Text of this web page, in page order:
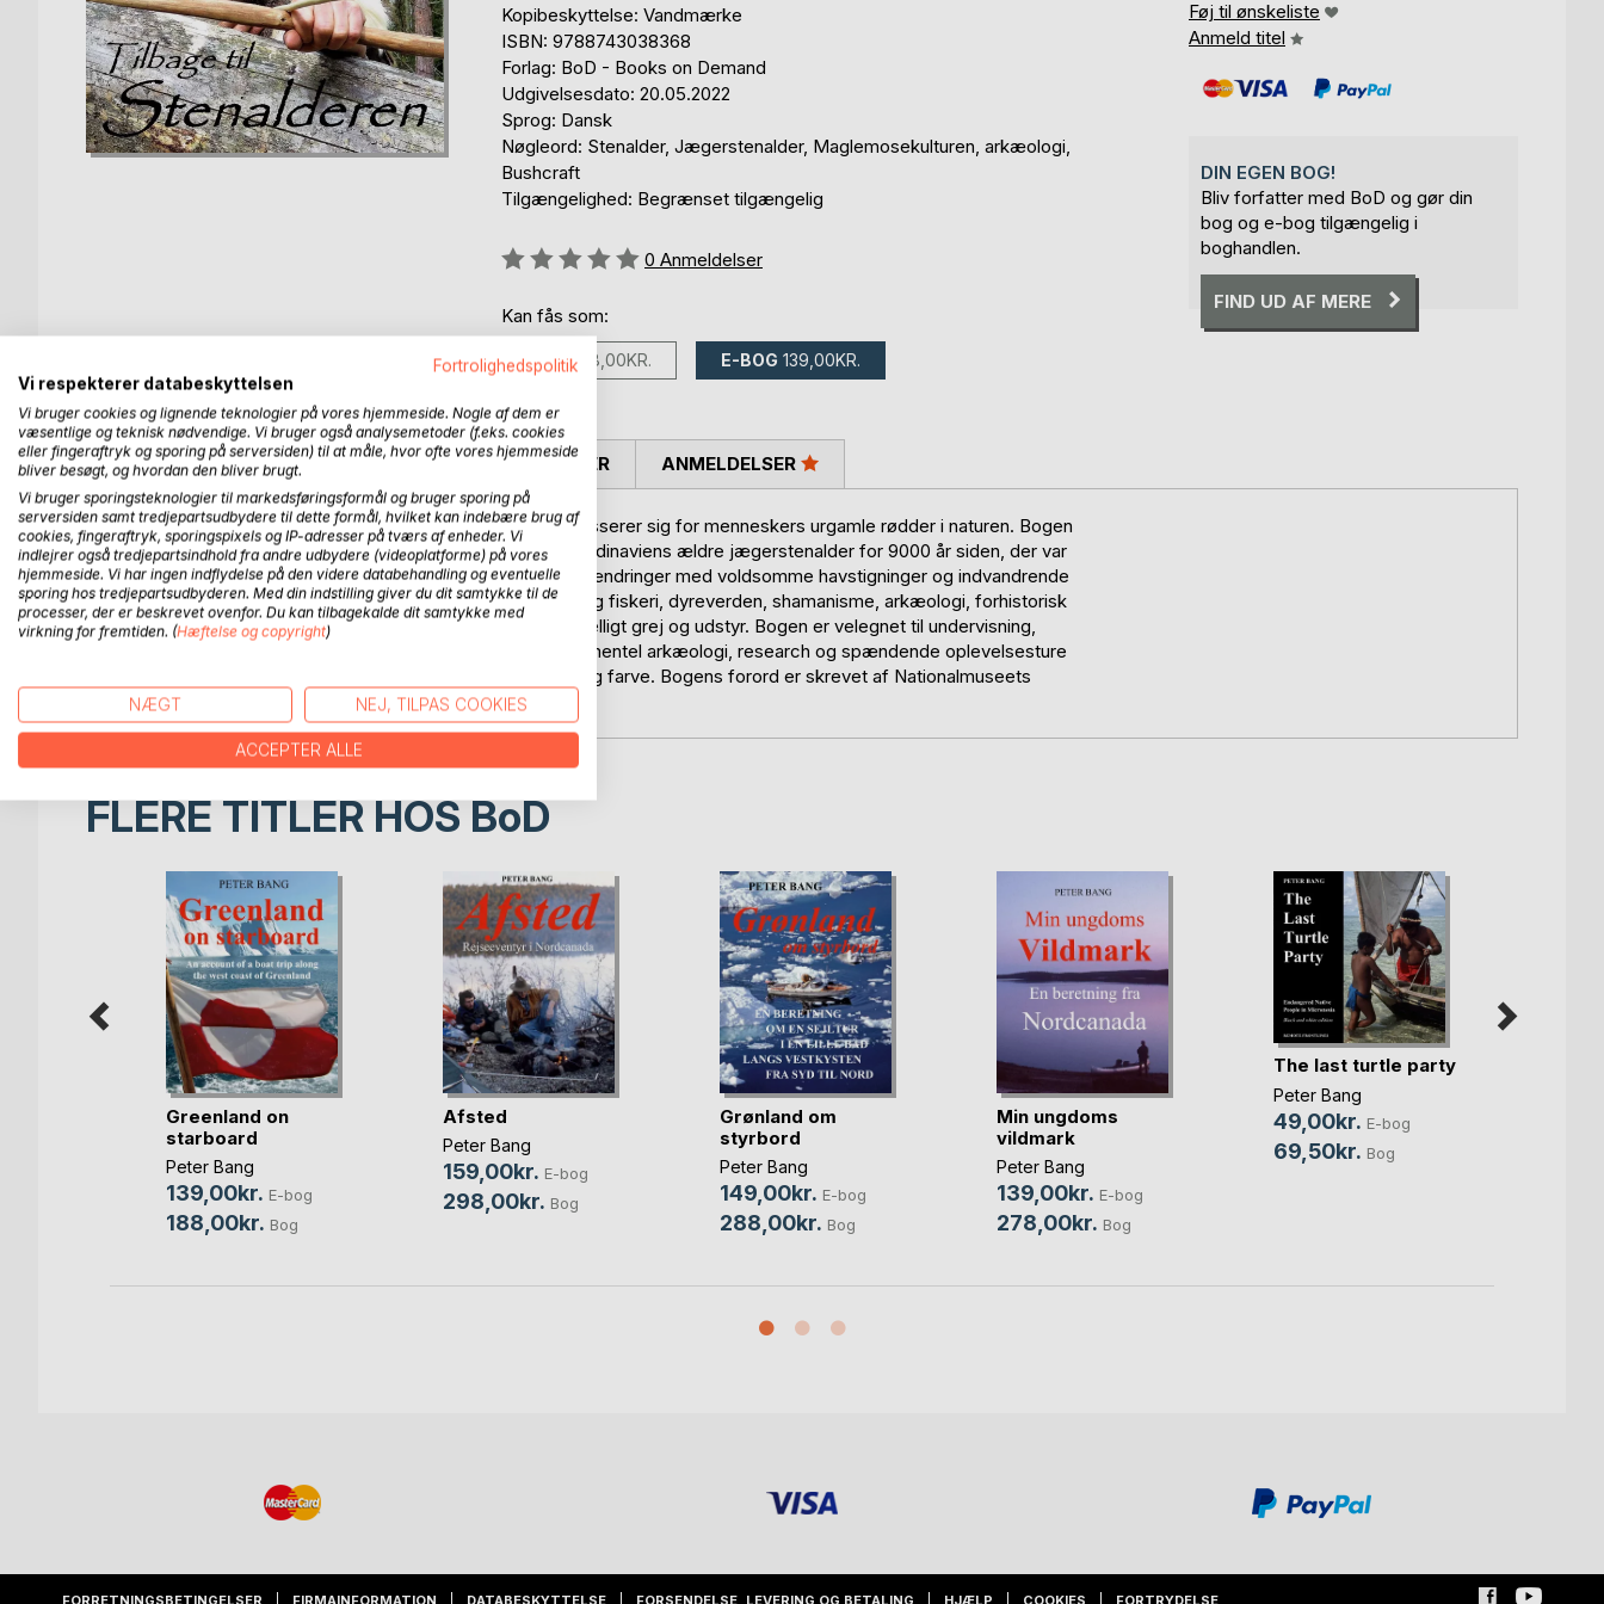
Kopibeskyttelse: Vandmærke
ISBN: 9788743038368
Forlag: BoD - Books on Demand
Udgivelsesdato: 20.05.2022
Sprog: Dansk
Nøgleord: Stenalder, Jægerstenalder, Maglemosekulturen, arkæologi,
Bushcraft
Tilgængelighed: Begrænset tilgængelig
Anmeldelse::
0 Anmeldelser
Kan fås som:
BOG 248,00KR. E-BOG 139,00KR.
Føj til ønskeliste
Anmeld titel
DIN EGEN BOG!
Bliv forfatter med BoD og gør din
bog og e-bog tilgængelig i
boghandlen.
FIND UD AF MERE
BESKRIVELSE
"Tilbage til Stenalderen" henvender sig til alle, som interesserer sig for menneskers urgamle rødder i naturen. Bogen
tager læseren med på en opdagelsesrejse tilbage til Skandinaviens ældre jægerstenalder for 9000 år siden, der var
en tid med store udfordringer, herunder dramatiske klimaændringer med voldsomme havstigninger og indvandrende
jægerfolk fra øst. Blandt meget andet fortælles om jagt og fiskeri, dyreverden, shamanisme, arkæologi, forhistorisk
håndværk og praktisk fremstilling og anvendelse af forskelligt grej og udstyr. Bogen er velegnet til undervisning,
samt inspiration til bushcraft, friluftsliv, lystfiskeri, eksperimentel arkæologi, research og spændende oplevelsesture
m.v. Let læst og rigt illustreret med 150 fotos i sort-hvid og farve. Bogens forord er skrevet af Nationalmuseets
direktør Rane Willerslev.
FORFATTER PRESSEN SKRIVER ANMELDELSER
FLERE TITLER HOSBoD
Greenland on
starboard
Peter Bang
139,00kr. E-bog
188,00kr. Bog
Afsted
Peter Bang
159,00kr. E-bog
298,00kr. Bog
Grønland om
styrbord
Peter Bang
149,00kr. E-bog
288,00kr. Bog
Min ungdoms
vildmark
Peter Bang
139,00kr. E-bog
278,00kr. Bog
The last turtle party
Peter Bang
49,00kr. E-bog
69,50kr. Bog
FORRETNINGSBETINGELSER FIRMAINFORMATION DATABESKYTTELSE FORSENDELSE, LEVERING OG BETALING HJÆLP COOKIES FORTRYDELSE
Fortrolighedspolitik
Vi respekterer databeskyttelsen
Vi bruger cookies og lignende teknologier på vores hjemmeside. Nogle af dem er
væsentlige og teknisk nødvendige. Vi bruger også analysemetoder (f.eks. cookies
eller fingeraftryk og sporing på serversiden) til at måle, hvor ofte vores hjemmeside
bliver besøgt, og hvordan den bliver brugt.
Vi bruger sporingsteknologier til markedsføringsformål og bruger sporing på
serversiden samt tredjepartsudbydere til dette formål, hvilket kan indebære brug af
cookies, fingeraftryk, sporingspixels og IP-adresser på tværs af enheder. Vi
indlejrer også tredjepartsindhold fra andre udbydere (videoplatforme) på vores
hjemmeside. Vi har ingen indflydelse på den videre databehandling og eventuelle
sporing hos tredjepartsudbyderen. Med din indstilling giver du dit samtykke til de
processer, der er beskrevet ovenfor. Du kan tilbagekalde dit samtykke med
virkning for fremtiden. (Hæftelse og copyright)
NÆGT NEJ, TILPAS COOKIES
ACCEPTER ALLE